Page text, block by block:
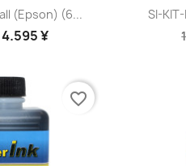
(Epson) (6...
4.595 ¥
SI-
favorite_border